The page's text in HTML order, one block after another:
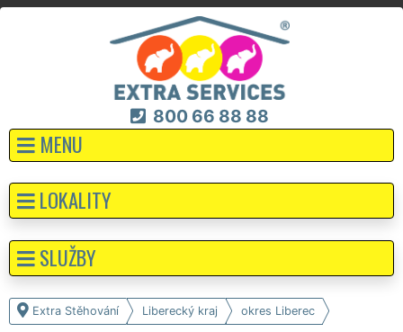
800 66 88 88
MENU
Extra Stěhování Liberecký kraj okres Liberec
LOKALITY
SLUŽBY